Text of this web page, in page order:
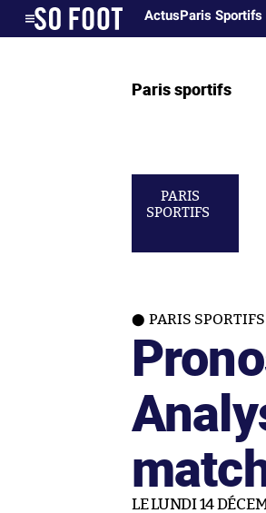
ActusParis Sportifs
Paris sportifs
PARIS
SPORTIFS
PARIS SPORTIFS
LE LUNDI 14